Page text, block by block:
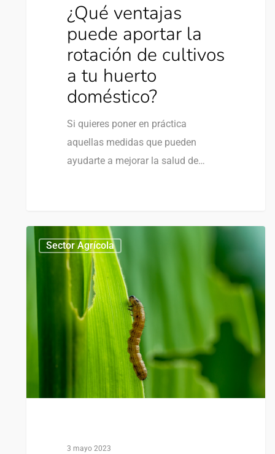
¿Qué ventajas
puede aportar la
rotación de cultivos
a tu huerto
doméstico?
Si quieres poner en práctica
aquellas medidas que pueden
ayudarte a mejorar la salud de…
Sector Agrícola
3 mayo 2023